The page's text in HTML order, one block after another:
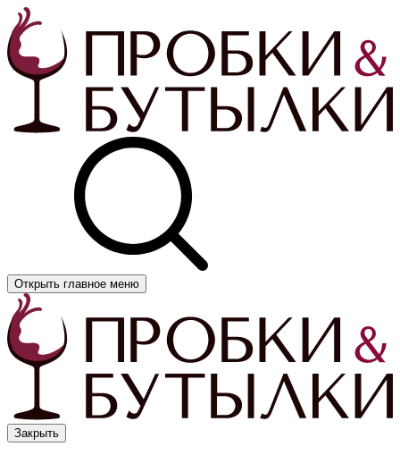
Открыть главное меню
Закрыть